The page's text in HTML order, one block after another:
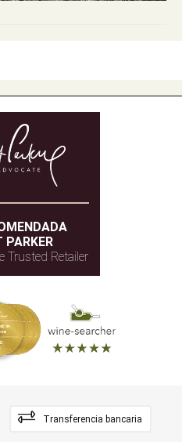
PARKER
Trusted Retailer
Transferencia bancaria